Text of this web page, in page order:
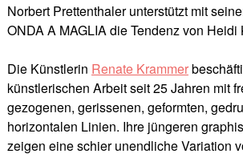
Norbert Prettenthaler unterstützt mit
ONDA A MAGLIA die Tendenz von Heidi
Die Künstlerin Renate Krammer
künstlerischen Arbeit seit 25 Jahren mit
gezogenen, gerissenen, geformten,
horizontalen Linien. Ihre jüngeren
zeigen eine schier unendliche Variation